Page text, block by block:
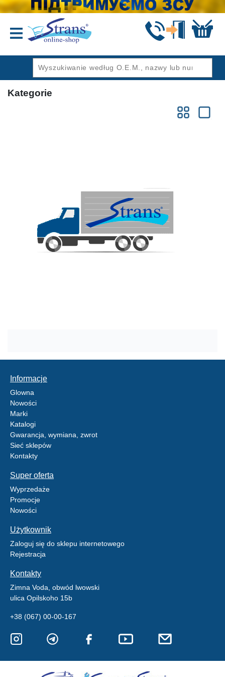
Kategorie
Informacje
Glowna
Nowości
Marki
Katalogi
Gwarancja, wymiana, zwrot
Sieć sklepów
Kontakty
Super oferta
Wyprzedaże
Promocje
Nowości
Użytkownik
Zaloguj się do sklepu internetowego
Rejestracja
Kontakty
Zimna Voda, obwód lwowski
ulica Opilskoho 15b
+38 (067) 00-00-167